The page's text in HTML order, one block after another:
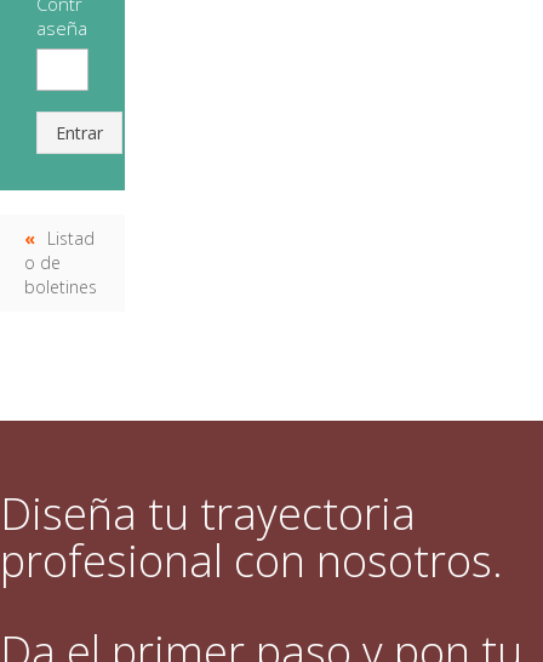
aseña
Entrar
Listad
o de
boletines
Diseña tu trayectoria
profesional con nosotros.